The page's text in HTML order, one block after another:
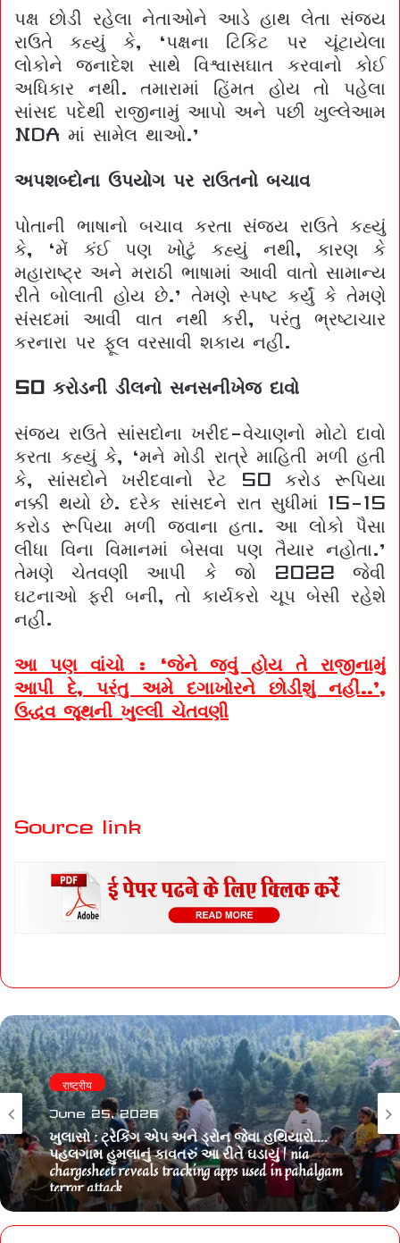
પક્ષ છોડી રહેલા નેતાઓને આડે હાથ લેતા સંજય
રાઉતે કહ્યું કે, ‘પક્ષના ટિકિટ પર ચૂંટાયેલા
લોકોને જનાદેશ સાથે વિશ્વાસઘાત કરવાનો કોઈ
અધિકાર નથી. તમારામાં હિંમત હોય તો પહેલા
સાંસદ પદેથી રાજીનામું આપો અને પછી ખુલ્લેઆમ
NDA માં સામેલ થાઓ.’
અપશબ્દોના ઉપયોગ પર રાઉતનો બચાવ
પોતાની ભાષાનો બચાવ કરતા સંજય રાઉતે કહ્યું
કે, ‘મેં કંઈ પણ ખોટું કહ્યું નથી, કારણ કે
મહારાષ્ટ્ર અને મરાઠી ભાષામાં આવી વાતો સામાન્ય
રીતે બોલાતી હોય છે.’ તેમણે સ્પષ્ટ કર્યું કે તેમણે
સંસદમાં આવી વાત નથી કરી, પરંતુ ભ્રષ્ટાચાર
કરનારા પર ફૂલ વરસાવી શકાય નહીં.
50 કરોડની ડીલનો સનસનીખેજ દાવો
સંજય રાઉતે સાંસદોના ખરીદ-વેચાણનો મોટો દાવો
કરતા કહ્યું કે, ‘મને મોડી રાત્રે માહિતી મળી હતી
કે, સાંસદોને ખરીદવાનો રેટ 50 કરોડ રૂપિયા
નક્કી થયો છે. દરેક સાંસદને રાત સુધીમાં 15-15
કરોડ રૂપિયા મળી જવાના હતા. આ લોકો પૈસા
લીધા વિના વિમાનમાં બેસવા પણ તૈયાર નહોતા.’
તેમણે ચેતવણી આપી કે જો 2022 જેવી
ઘટનાઓ ફરી બની, તો કાર્યકરો ચૂપ બેસી રહેશે
નહીં.
આ પણ વાંચો : ‘જેને જવું હોય તે રાજીનામું
આપી દે, પરંતુ અમે દગાખોરને છોડીશું નહીં..’,
ઉદ્ધવ જૂથની ખુલ્લી ચેતવણી
Source link
राष्ट्रीय
June 25, 2026
ખુલાસો : ટ્રેકિંગ એપ અને ડ્રોન જેવા હથિયારો….
પહલગામ હુમલાનું કાવતરું આ રીતે ઘડાયું | nia
chargesheet reveals tracking apps used in pahalgam
terror attack